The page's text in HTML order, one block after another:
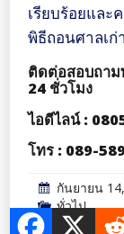
เรียบร้อยและ
พิธีถอนศาลเก่า
ติดต่อสอบถา
24 ชั่วโมง
ไอดีไลน์ :
โทร : 089-
กันยายน
ทั่วไป